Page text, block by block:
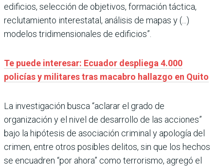
edificios, selección de objetivos, formación táctica,
reclutamiento interestatal, análisis de mapas y (...)
modelos tridimensionales de edificios”.
Te puede interesar: Ecuador despliega 4.000
policías y militares tras macabro hallazgo en Quito
La investigación busca “aclarar el grado de
organización y el nivel de desarrollo de las acciones”
bajo la hipótesis de asociación criminal y apología del
crimen, entre otros posibles delitos, sin que los hechos
se encuadren “por ahora” como terrorismo, agregó el